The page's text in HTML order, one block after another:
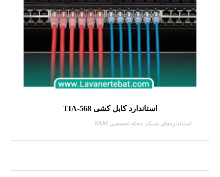
استاندارد کابل کشی TIA-568
استانداردهای شبکه,مجله تخصصی R&M